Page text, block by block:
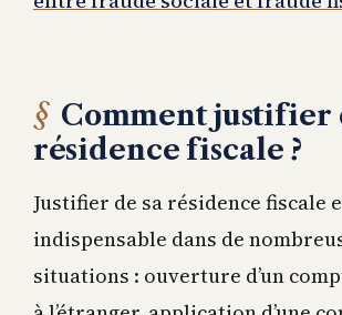
Comment justifier
résidence fiscale ?
Justifier de sa résidence fiscale
indispensable dans de
situations : ouverture d’un